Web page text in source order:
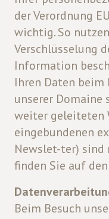
der Verordnung
wichtig. So
Verschlüsselung
Information
Ihren Daten beim
unserer
weiter geleiteten
eingebundenen
Newslet-ter) sind
finden Sie auf
Beim Besuch